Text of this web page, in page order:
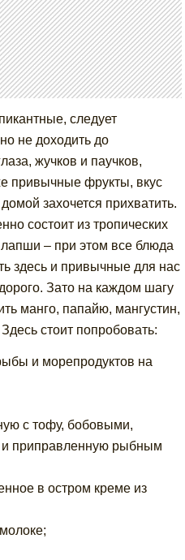
следует
не доходить до
жучков и паучков,
привычные фрукты, вкус
захочется прихватить.
состоит из тропических
– при этом все блюда
здесь и привычные для нас
Зато на каждом шагу
манго, папайю, мангустин,
стоит попробовать:
и морепродуктов на
с тофу, бобовыми,
приправленную рыбным
в остром креме из